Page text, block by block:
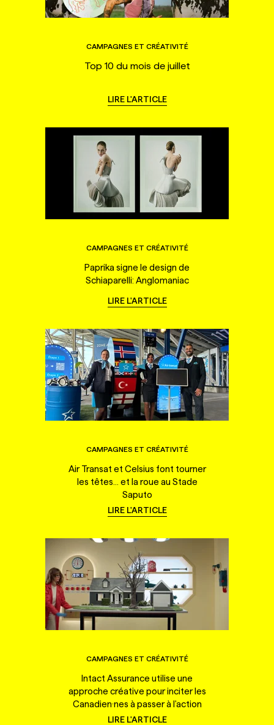
CAMPAGNES ET CRÉATIVITÉ
Top 10 du mois de juillet
LIRE L'ARTICLE
CAMPAGNES ET CRÉATIVITÉ
Paprika signe le design de
Schiaparelli: Anglomaniac
LIRE L'ARTICLE
CAMPAGNES ET CRÉATIVITÉ
Air Transat et Celsius font tourner
les têtes... et la roue au Stade
Saputo
LIRE L'ARTICLE
CAMPAGNES ET CRÉATIVITÉ
Intact Assurance utilise une
approche créative pour inciter les
Canadien·nes à passer à l'action
LIRE L'ARTICLE